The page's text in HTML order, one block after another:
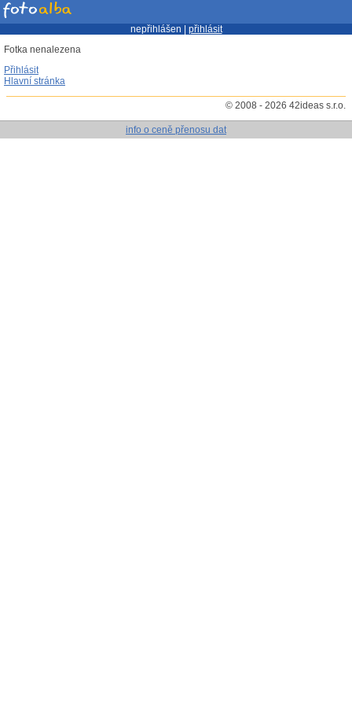
nepřihlášen | přihlásit
Fotka nenalezena
Přihlásit
Hlavní stránka
© 2008 - 2026 42ideas s.r.o.
info o ceně přenosu dat